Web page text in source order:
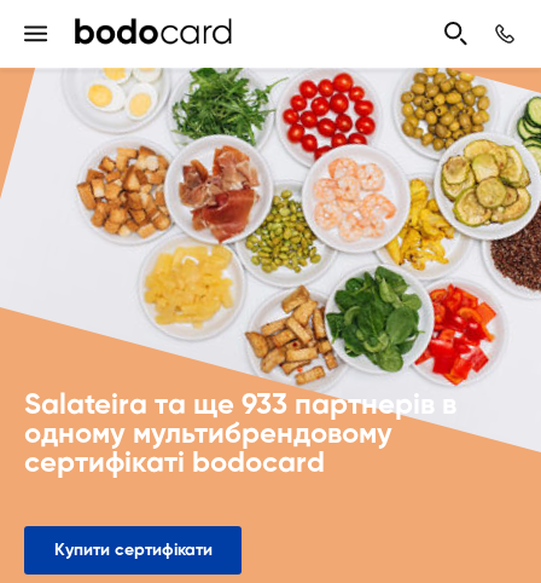
Salateira та ще 933 партнерів в
одному мультибрендовому
сертифікаті bodocard
Купити сертифікати